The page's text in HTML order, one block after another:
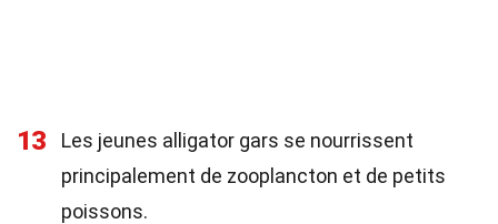
13
Les jeunes alligator gars se nourrissent
principalement de zooplancton et de petits
poissons.